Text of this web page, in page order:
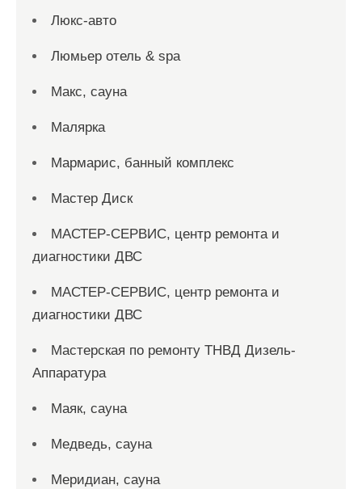
Люкс-авто
Люмьер отель & spa
Макс, сауна
Малярка
Мармарис, банный комплекс
Мастер Диск
МАСТЕР-СЕРВИС, центр ремонта и
диагностики ДВС
МАСТЕР-СЕРВИС, центр ремонта и
диагностики ДВС
Мастерская по ремонту ТНВД Дизель-
Аппаратура
Маяк, сауна
Медведь, сауна
Меридиан, сауна